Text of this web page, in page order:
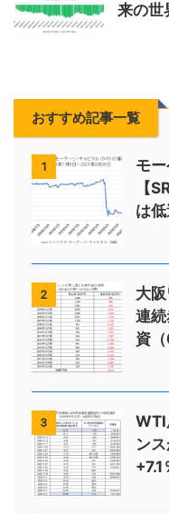
来の世
おすすめ記事一覧
1
モ
【
は低
2
大
連
資（
3
WTI
ン
+7.1